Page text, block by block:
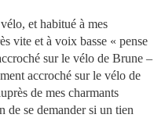
et habitué à mes
vite et à voix basse « pense
sur le vélo de Brune –
accroché sur le vélo de
de mes charmants
de se demander si un tien